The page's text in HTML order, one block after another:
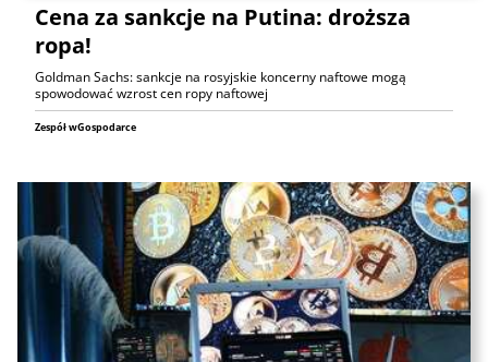
Cena za sankcje na Putina: droższa
ropa!
Goldman Sachs: sankcje na rosyjskie koncerny naftowe mogą
spowodować wzrost cen ropy naftowej
Zespół wGospodarce